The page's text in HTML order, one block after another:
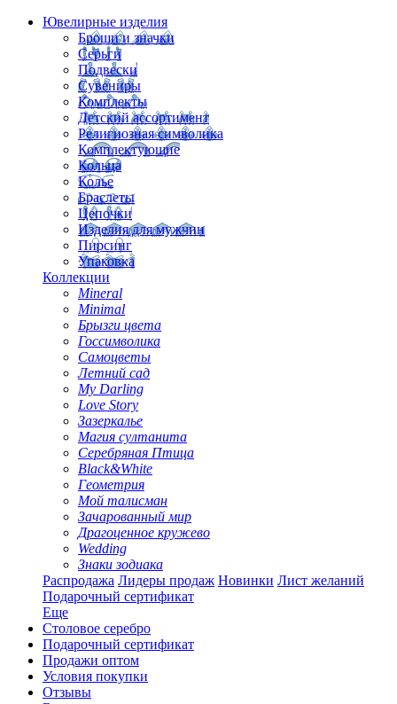
Ювелирные изделия
Броши и значки
Серьги
Подвески
Сувениры
Комплекты
Детский ассортимент
Религиозная символика
Комплектующие
Кольца
Колье
Браслеты
Цепочки
Изделия для мужчин
Пирсинг
Упаковка
Коллекции
Mineral
Minimal
Брызги цвета
Госсимволика
Самоцветы
Летний сад
My Darling
Love Story
Зазеркалье
Магия султанита
Серебряная Птица
Black&White
Геометрия
Мой талисман
Зачарованный мир
Драгоценное кружево
Wedding
Знаки зодиака
Распродажа Лидеры продаж Новинки Лист желаний
Подарочный сертификат
Еще
Столовое серебро
Подарочный сертификат
Продажи оптом
Условия покупки
Отзывы